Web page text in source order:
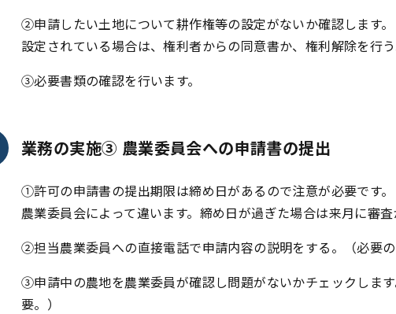
②申請したい土地について耕作権等の設定がないか確認します。
設定されている場合は、権利者からの同意書か、権利解除を行う
③必要書類の確認を行います。
業務の実施③ 農業委員会への申請書の提出
①許可の申請書の提出期限は締め日があるので注意が必要です。
農業委員会によって違います。締め日が過ぎた場合は来月に審査
②担当農業委員への直接電話で申請内容の説明をする。（必要の
③申請中の農地を農業委員が確認し問題がないかチェックしま
要。）